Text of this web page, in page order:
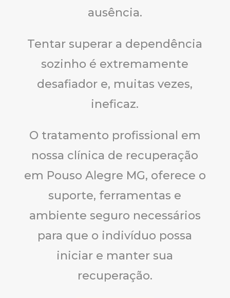
ausência.
Tentar superar a dependência
sozinho é extremamente
desafiador e, muitas vezes,
ineficaz.
O tratamento profissional em
nossa clínica de recuperação
em Pouso Alegre MG, oferece o
suporte, ferramentas e
ambiente seguro necessários
para que o indivíduo possa
iniciar e manter sua
recuperação.